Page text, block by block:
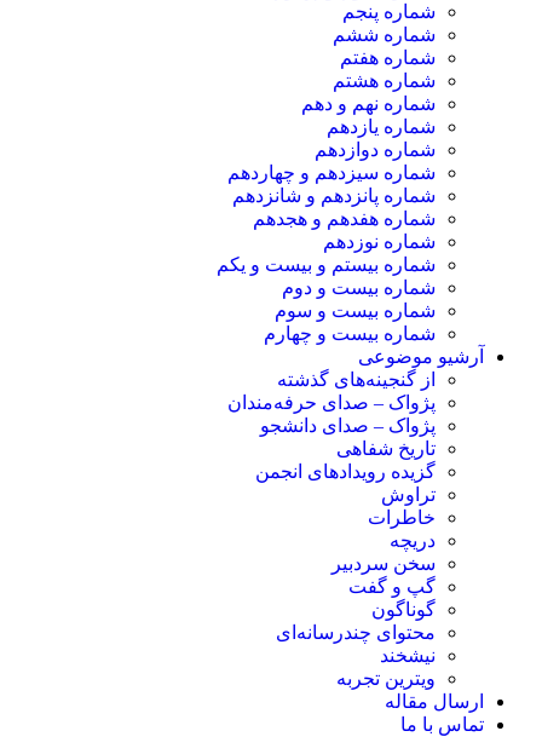
شماره پنجم
شماره ششم
شماره هفتم
شماره هشتم
شماره نهم و دهم
شماره یازدهم
شماره دوازدهم
شماره سیزدهم و چهاردهم
شماره پانزدهم و شانزدهم
شماره هفدهم و هجدهم
شماره نوزدهم
شماره بیستم و بیست و یکم
شماره بیست و دوم
شماره بیست و سوم
شماره بیست و چهارم
آرشیو موضوعی
از گنجینه‌های گذشته
پژواک – صدای حرفه‌مندان
پژواک – صدای دانشجو
تاریخ شفاهی
گزیده رویدادهای انجمن
تراوش
خاطرات
دریچه
سخن سردبیر
گپ و گفت
گوناگون
محتوای چندرسانه‌ای
نیشخند
ویترین تجربه
ارسال مقاله
تماس با ما